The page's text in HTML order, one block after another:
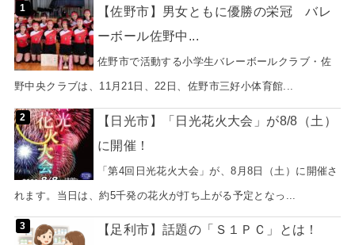
【佐野市】男女ともに優勝の栄冠 バレ
ーボール佐野中...
佐野市で活動する小学生バレーボールクラブ・佐
野中央クラブは、11月21日、22日、佐野市三好小体育館...
【日光市】「日光花火大会」が8/8（土）
に開催！
「第4回日光花火大会」が、8月8日（土）に開催さ
れます。当日は、約5千発の花火が打ち上がる予定となっ...
【足利市】話題の「Ｓ１ＰＣ」とは！